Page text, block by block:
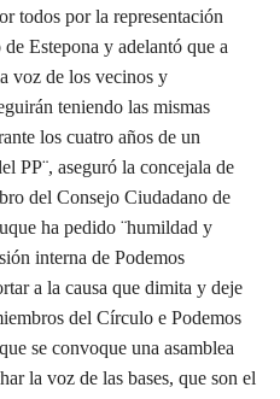
todos por la representación
Estepona y adelantó que a
voz de los vecinos y
teniendo las mismas
los cuatro años de un
PP¨, aseguró la concejala de
del Consejo Ciudadano de
ha pedido ¨humildad y
interna de Podemos
a la causa que dimita y deje
del Círculo e Podemos
se convoque una asamblea
la voz de las bases, que son el